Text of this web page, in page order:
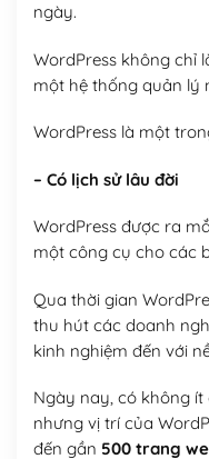
ngày.
WordPress không chỉ
một hệ thống quản lý
WordPress là một
– Có lịch sử lâu đời
WordPress được ra
một công cụ cho các
Qua thời gian
thu hút các doanh
kinh nghiệm đến với
Ngày nay, có không ít
nhưng vị trí của
đến gần 500 trang